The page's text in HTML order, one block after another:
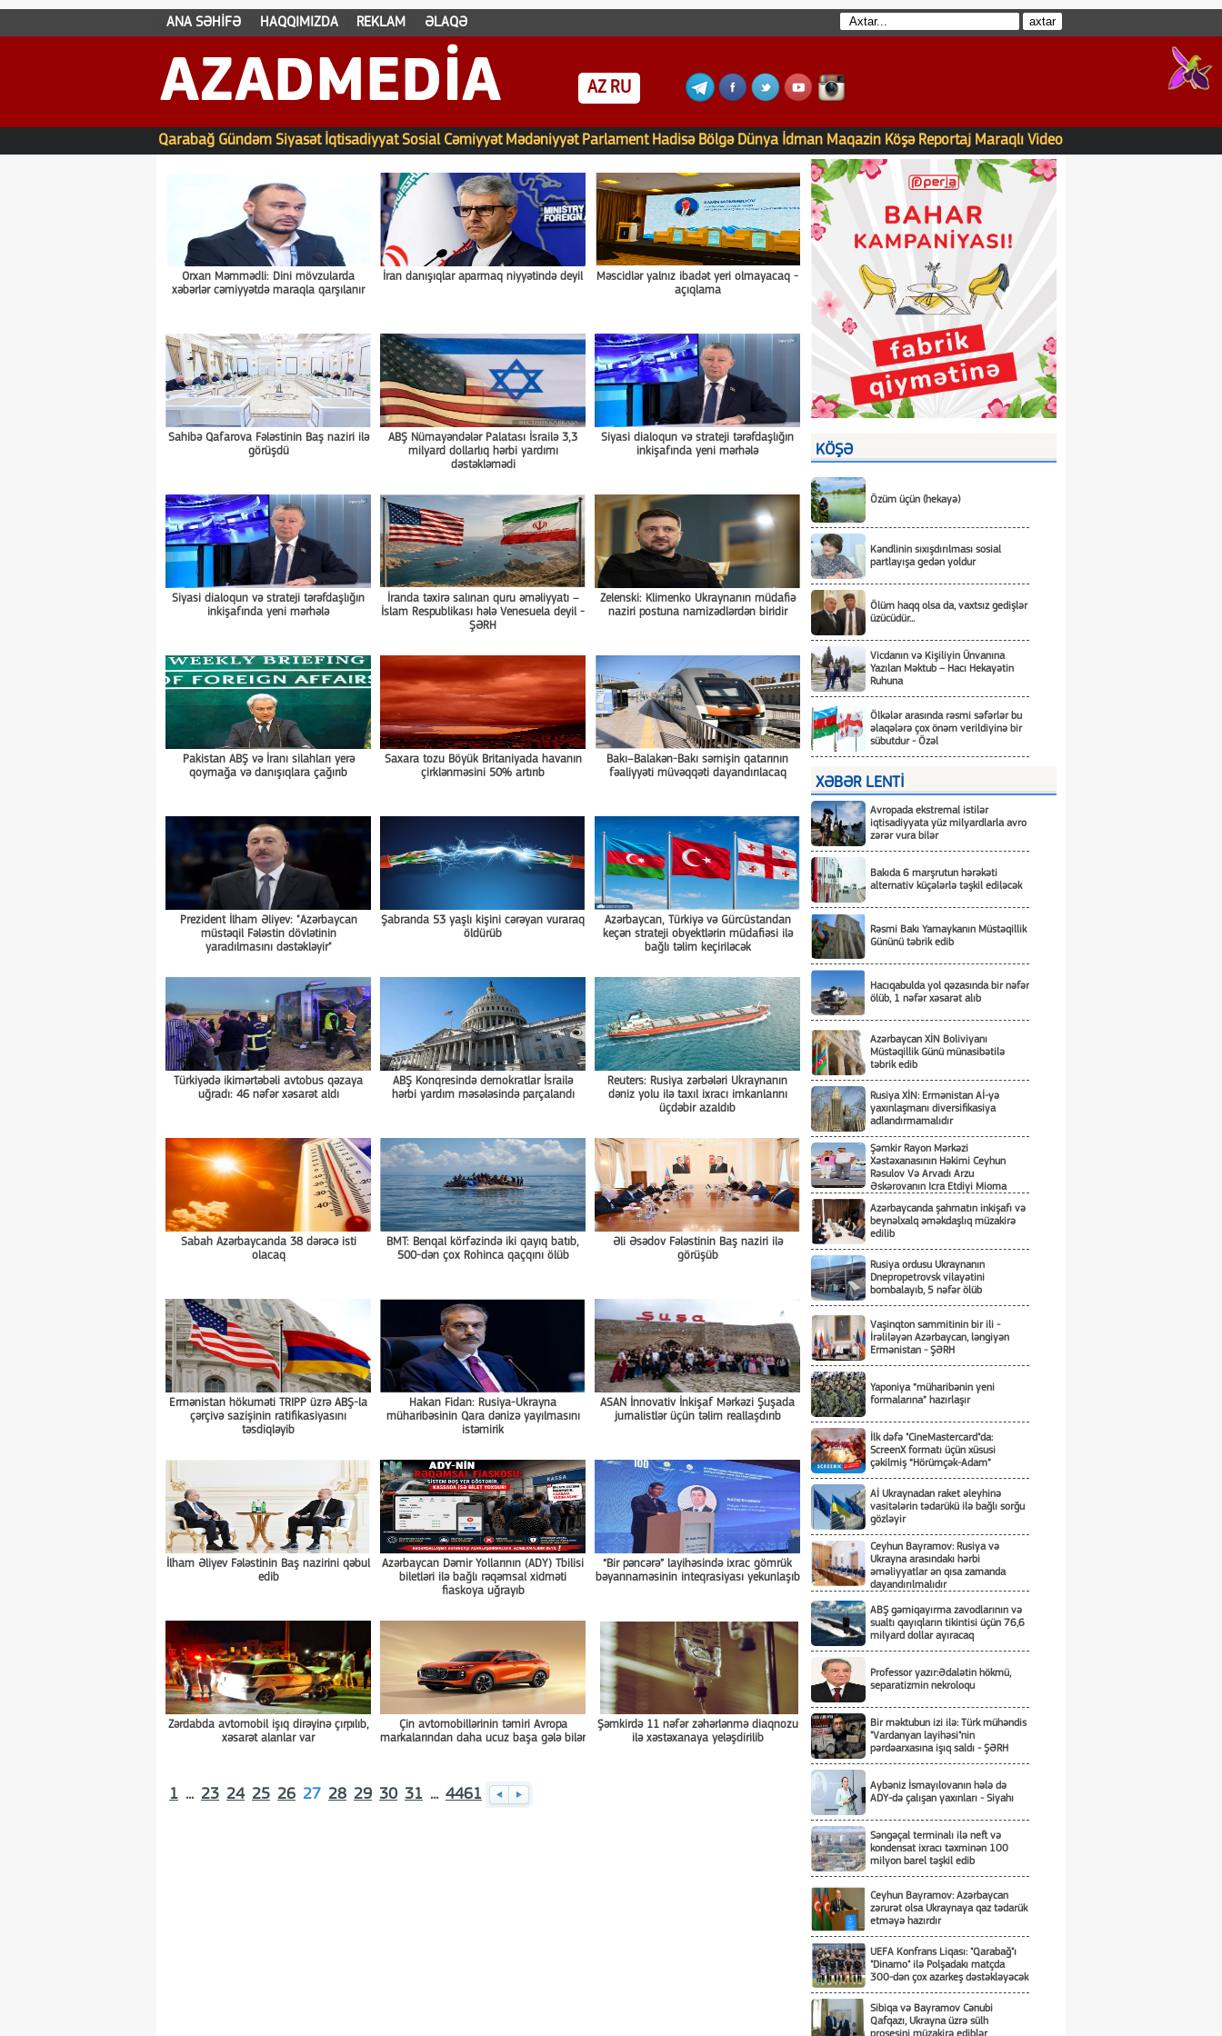
ANA SƏHİFƏ HAQQIMIZDA REKLAM ƏLAQƏ
AZADMEDIA AZ RU
Qarabağ Gündəm Siyasət İqtisadiyyat Sosial Cəmiyyət Mədəniyyət Parlament Hadisə Bölgə Dünya İdman Maqazin Köşə Reportaj Maraqlı Video
Orxan Məmmədli: Dini mövzularda
xəbərlər cəmiyyətdə maraqla qarşılanır
İran danışıqlar aparmaq niyyətində deyil
Məscidlər yalnız ibadət yeri olmayacaq -
açıqlama
Sahibə Qafarova Fələstinin Baş naziri ilə
görüşdü
ABŞ Nümayəndələr Palatası İsrailə 3,3
milyard dollarlıq hərbi yardımı
dəstəkləmədi
Siyasi dialoqun və strateji tərəfdaşlığın
inkişafında yeni mərhələ
Siyasi dialoqun və strateji tərəfdaşlığın
inkişafında yeni mərhələ
İranda təxirə salınan quru əməliyyatı –
İslam Respublikası hələ Venesuela deyil -
ŞƏRH
Zelenski: Klimenko Ukraynanın müdafiə
naziri postuna namizədlərdən biridir
Pakistan ABŞ və İranı silahları yerə
qoymağa və danışıqlara çağırıb
Saxara tozu Böyük Britaniyada havanın
çirklənməsini 50% artırıb
Bakı–Balakən-Bakı sərnişin qatarının
fəaliyyəti müvəqqəti dayandırılacaq
Prezident İlham Əliyev: "Azərbaycan
müstəqil Fələstin dövlətinin
yaradılmasını dəstəkləyir"
Şabranda 53 yaşlı kişini cərəyan vuraraq
öldürüb
Azərbaycan, Türkiyə və Gürcüstandan
keçən strateji obyektlərin müdafiəsi ilə
bağlı təlim keçiriləcək
Türkiyədə ikimərtəbəli avtobus qəzaya
uğradı: 46 nəfər xəsarət aldı
ABŞ Konqresində demokratlar İsrailə
hərbi yardım məsələsində parçalandı
Reuters: Rusiya zərbələri Ukraynanın
dəniz yolu ilə taxıl ixracı imkanlarını
üçdəbir azaldıb
Sabah Azərbaycanda 38 dərəcə isti
olacaq
BMT: Benqal körfəzində iki qayıq batıb,
500-dən çox Rohinca qaçqını ölüb
Əli Əsədov Fələstinin Baş naziri ilə
görüşüb
Ermənistan hökuməti TRIPP üzrə ABŞ-la
çərçivə sazişinin ratifikasiyasını
təsdiqləyib
Hakan Fidan: Rusiya-Ukrayna
müharibəsinin Qara dənizə yayılmasını
istəmirik
ASAN İnnovativ İnkişaf Mərkəzi Şuşada
jurnalistlər üçün təlim reallaşdırıb
İlham Əliyev Fələstinin Baş nazirini qəbul
edib
Azərbaycan Dəmir Yollarının (ADY) Tbilisi
biletləri ilə bağlı rəqəmsal xidməti
fiaskoya uğrayıb
“Bir pəncərə” layihəsində ixrac gömrük
bəyannaməsinin inteqrasiyası yekunlaşıb
Zərdabda avtomobil işıq dirəyinə çırpılıb,
xəsarət alanlar var
Çin avtomobillərinin təmiri Avropa
markalarından daha ucuz başa gələ bilər
Şəmkirdə 11 nəfər zəhərlənmə diaqnozu
ilə xəstəxanaya yeləşdirilib
1 ... 23 24 25 26 27 28 29 30 31 ... 4461
KÖŞƏ
Özüm üçün (hekayə)
Kəndlinin sıxışdırılması sosial
partlayışa gedən yoldur
Ölüm haqq olsa da, vaxtsız gedişlər
üzücüdür...
Vicdanın və Kişiliyin Ünvanına
Yazılan Məktub – Hacı Hekayətin
Ruhuna
Ölkələr arasında rəsmi səfərlər bu
əlaqələrə çox önəm verildiyinə bir
sübutdur - Özəl
XƏBƏR LENTİ
Avropada ekstremal istilər
iqtisadiyyata yüz milyardlarla avro
zərər vura bilər
Bakıda 6 marşrutun hərəkəti
alternativ küçələrlə təşkil ediləcək
Rəsmi Bakı Yamaykanın Müstəqillik
Gününü təbrik edib
Hacıqabulda yol qəzasında bir nəfər
ölüb, 1 nəfər xəsarət alıb
Azərbaycan XİN Boliviyanı
Müstəqillik Günü münasibətilə
təbrik edib
Rusiya XİN: Ermənistan Aİ-yə
yaxınlaşmanı diversifikasiya
adlandırmamalıdır
Şəmkir Rayon Mərkəzi
Xəstəxanasının Həkimi Ceyhun
Rəsulov Və Arvadı Arzu
Əskərovanın Icra Etdiyi Mioma
Ölümü Ilə Bağlı Şəmkir Rayon
Prokrurluğunda Araşdırma Aparılır
Azərbaycanda şahmatın inkişafı və
beynəlxalq əməkdaşlıq müzakirə
edilib
Rusiya ordusu Ukraynanın
Dnepropetrovsk vilayətini
bombalayıb, 5 nəfər ölüb
Vaşinqton sammitinin bir ili -
İrəliləyən Azərbaycan, ləngiyən
Ermənistan - ŞƏRH
Yaponiya “müharibənin yeni
formalarına” hazırlaşır
İlk dəfə "CineMastercard"da:
ScreenX formatı üçün xüsusi
çəkilmiş “Hörümçək-Adam”
Aİ Ukraynadan raket əleyhinə
vasitələrin tədarükü ilə bağlı sorğu
gözləyir
Ceyhun Bayramov: Rusiya və
Ukrayna arasındakı hərbi
əməliyyatlar ən qısa zamanda
dayandırılmalıdır
ABŞ gəmiqayırma zavodlarının və
sualtı qayıqların tikintisi üçün 76,6
milyard dollar ayıracaq
Professor yazır:Ədalətin hökmü,
separatizmin nekroloqu
Bir məktubun izi ilə: Türk mühəndis
"Vardanyan layihəsi"nin
pərdəarxasına işıq saldı - ŞƏRH
Aybəniz İsmayılovanın hələ də
ADY-də çalışan yaxınları - Siyahı
Səngəçal terminalı ilə neft və
kondensat ixracı təxminən 100
milyon barel təşkil edib
Ceyhun Bayramov: Azərbaycan
zərurət olsa Ukraynaya qaz tədarük
etməyə hazırdır
UEFA Konfrans Liqası: "Qarabağ"ı
"Dinamo" ilə Polşadakı matçda
300-dən çox azarkeş dəstəkləyəcək
Sibiqa və Bayramov Cənubi
Qafqazı, Ukrayna üzrə sülh